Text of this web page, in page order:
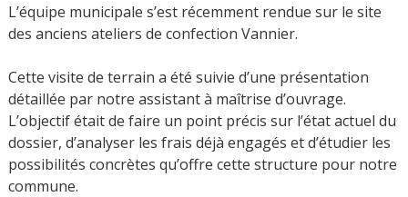
L’équipe municipale s’est récemment rendue sur le site
des anciens ateliers de confection Vannier. ️
Cette visite de terrain a été suivie d’une présentation
détaillée par notre assistant à maîtrise d’ouvrage.
L’objectif était de faire un point précis sur l’état actuel du
dossier, d’analyser les frais déjà engagés et d’étudier les
possibilités concrètes qu’offre cette structure pour notre
commune.